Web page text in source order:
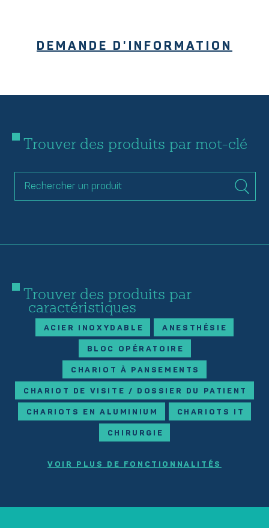
DEMANDE D'INFORMATION
Trouver des produits par mot-clé
Trouver des produits par
caractéristiques
ACIER INOXYDABLE ANESTHÉSIE
BLOC OPÉRATOIRE
CHARIOT À PANSEMENTS
CHARIOT DE VISITE / DOSSIER DU PATIENT
CHARIOTS EN ALUMINIUM CHARIOTS IT
CHIRURGIE
VOIR PLUS DE FONCTIONNALITÉS